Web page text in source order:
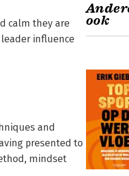
calm they are
influence
and
presented to
mindset
ook